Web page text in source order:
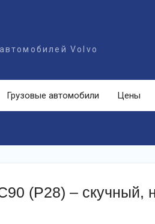
Volvo
Грузовые автомобили Цены
(P28) – скучный,